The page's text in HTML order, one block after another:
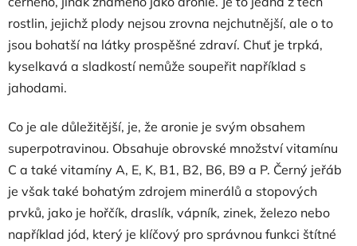
rostlin, jejichž plody nejsou zrovna nejchutnější, ale o to
jsou bohatší na látky prospěšné zdraví. Chuť je trpká,
kyselkavá a sladkostí nemůže soupeřit například s
jahodami.
Co je ale důležitější, je, že aronie je svým obsahem
superpotravinou. Obsahuje obrovské množství vitamínu
C a také vitamíny A, E, K, B1, B2, B6, B9 a P. Černý jeřáb
je však také bohatým zdrojem minerálů a stopových
prvků, jako je hořčík, draslík, vápník, zinek, železo nebo
například jód, který je klíčový pro správnou funkci štítné